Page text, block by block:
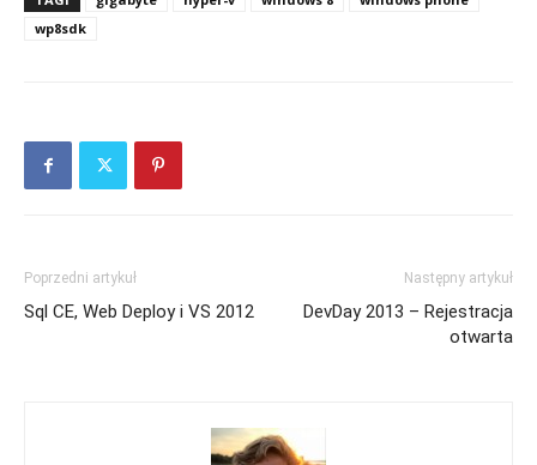
wp8sdk
Poprzedni artykuł
Sql CE, Web Deploy i VS 2012
Następny artykuł
DevDay 2013 – Rejestracja
otwarta